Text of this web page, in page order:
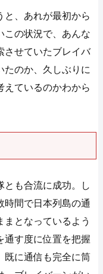
と、あれが最初から
この状況で、あんな
させていたブレイバ
たのか、久しぶりに
えているのかわから
とも合流に成功。し
時間で日本列島の通
となっているよう
通す度に位置を把握
既に通信も完全に筒